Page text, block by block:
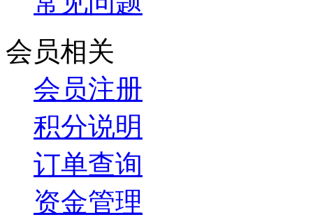
会员相关
会员注册
积分说明
订单查询
资金管理